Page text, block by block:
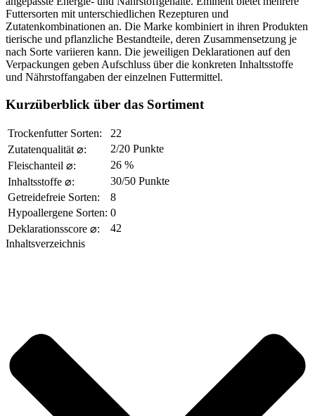
Futtersorten mit unterschiedlichen Rezepturen und
Zutatenkombinationen an. Die Marke kombiniert in ihren Produkten
tierische und pflanzliche Bestandteile, deren Zusammensetzung je
nach Sorte variieren kann. Die jeweiligen Deklarationen auf den
Verpackungen geben Aufschluss über die konkreten Inhaltsstoffe
und Nährstoffangaben der einzelnen Futtermittel.
Kurzüberblick über das Sortiment
Trockenfutter Sorten:
22
Zutatenqualität ⌀:
2/20 Punkte
Fleischanteil ⌀:
26 %
Inhaltsstoffe ⌀:
30/50 Punkte
Getreidefreie Sorten:
8
Hypoallergene Sorten: 0
Deklarationsscore ⌀:
42
Inhaltsverzeichnis​